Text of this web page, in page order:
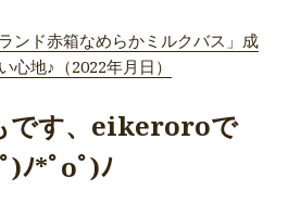
ンド赤箱なめらかミルクバス」成
心地♪（2022年月日）
です、eikeroroで
)ﾉ*ﾟoﾟ)ﾉ